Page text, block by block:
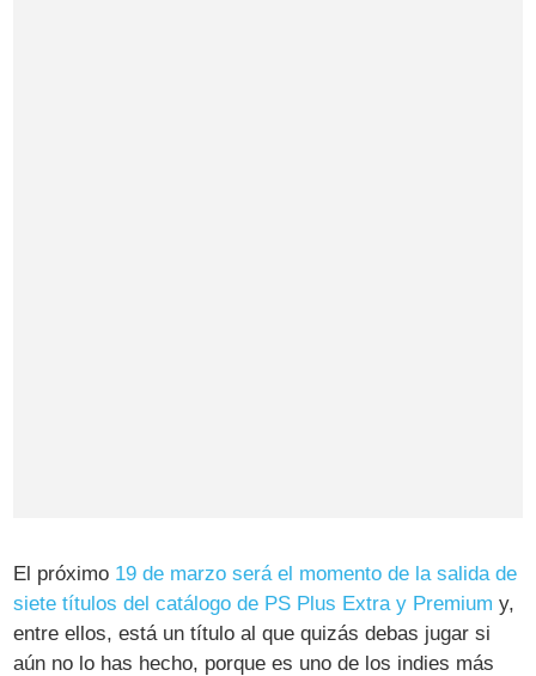
El próximo 19 de marzo será el momento de la salida de
siete títulos del catálogo de PS Plus Extra y Premium y,
entre ellos, está un título al que quizás debas jugar si
aún no lo has hecho, porque es uno de los indies más